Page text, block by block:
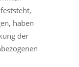
haben
der